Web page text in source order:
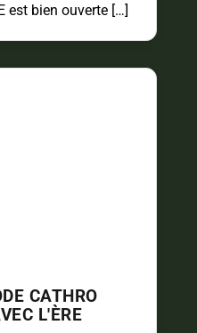
est bien ouverte […]
CATHRO
L'ÈRE